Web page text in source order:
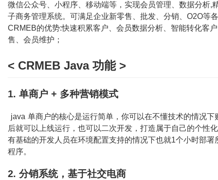
微信公众号、小程序、移动端等，实现会员管理、数据分析,
子商务管理系统。可满足企业新零售、批发、分销、O2O等
CRMEB的优势:快速积累客户、会员数据分析、智能转化客
售、会员维护；
< CRMEB Java 功能 >
1. 单商户 + 多种营销模式
java 单商户的核心是运行简单，你可以在不懂技术的情况下
后就可以上线运行，也可以二次开发，打造属于自己的个性
有基础的开发人员在环境配置支持的情况下也就1个小时部署
程序。
2. 分销系统，基于社交电商